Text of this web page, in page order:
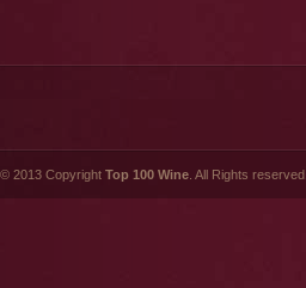
© 2013 Copyright Top 100 Wine . All Rights reserved.